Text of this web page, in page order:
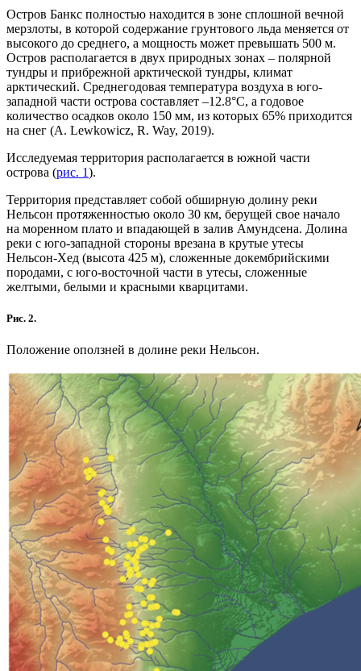
Остров Банкс полностью находится в зоне сплошной вечной
мерзлоты, в которой содержание грунтового льда меняется от
высокого до среднего, а мощность может превышать 500 м.
Остров располагается в двух природных зонах – полярной
тундры и прибрежной арктической тундры, климат
арктический. Среднегодовая температура воздуха в юго-
западной части острова составляет –12.8°C, а годовое
количество осадков около 150 мм, из которых 65% приходится
на снег (A. Lewkowicz, R. Way, 2019).
Исследуемая территория располагается в южной части
острова (рис. 1).
Территория представляет собой обширную долину реки
Нельсон протяженностью около 30 км, берущей свое начало
на моренном плато и впадающей в залив Амундсена. Долина
реки с юго-западной стороны врезана в крутые утесы
Нельсон-Хед (высота 425 м), сложенные докембрийскими
породами, с юго-восточной части в утесы, сложенные
желтыми, белыми и красными кварцитами.
Рис. 2.
Положение оползней в долине реки Нельсон.